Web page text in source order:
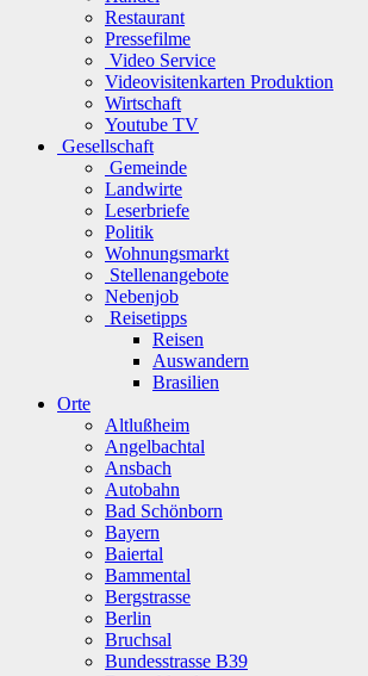
Restaurant
Pressefilme
Video Service
Videovisitenkarten Produktion
Wirtschaft
Youtube TV
Gesellschaft
Gemeinde
Landwirte
Leserbriefe
Politik
Wohnungsmarkt
Stellenangebote
Nebenjob
Reisetipps
Reisen
Auswandern
Brasilien
Orte
Altlußheim
Angelbachtal
Ansbach
Autobahn
Bad Schönborn
Bayern
Baiertal
Bammental
Bergstrasse
Berlin
Bruchsal
Bundesstrasse B39